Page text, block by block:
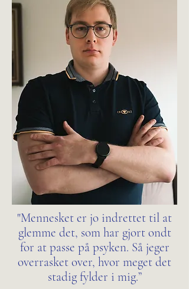
"Mennesket er jo indrettet til at
glemme det, som har gjort ondt
for at passe på psyken. Så jeger
overrasket over, hvor meget det
stadig fylder i mig.”